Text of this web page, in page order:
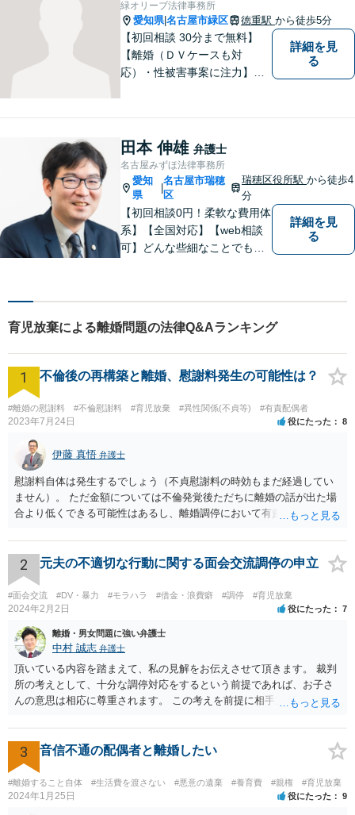
緑オリーブ法律事務所
愛知県|名古屋市緑区 徳重駅 から徒歩5分
【初回相談 30分まで無料】
【離婚（ＤＶケースも対
応）・性被害事案に注力】
詳細を見
る
田本 伸雄 弁護士
名古屋みずほ法律事務所
愛知
県
名古屋市瑞穂
区
瑞穂区役所駅から徒歩4
分
【初回相談0円！柔軟な費用体
系】【全国対応】【web相談
可】どんな些細なことでもお
請求、利用規約などのトラブ
納得感を重視します。
詳細を見
る
育児放棄による離婚問題の法律Q&Aランキング
1 不倫後の再構築と離婚、慰謝料発生の可能性は？
#離婚の慰謝料 #不倫慰謝料 #育児放棄 #異性関係(不貞等) #有責配偶者
2023年7月24日 役にたった 8
伊藤 真悟 弁護士
慰謝料自体は発生するでしょう（不貞慰謝料の時効もまだ経過してい
ません）。 ただ金額については不倫発覚後ただちに離婚の話が出た場
合より低くできる可能性はあるし、離婚調停において有責配偶者の主
主張は考えられます。 養育費なども含めて一度弁護士に相談すること
を勧めます。
2 元夫の不適切な行動に関する面会交流調停の申立
#面会交流 #DV・暴力 #モラハラ #借金・浪費癖 #調停 #育児放棄
2024年2月2日 役にたった 7
離婚・男女問題に強い弁護士
中村 誠志 弁護士
頂いている内容を踏まえて、私の見解をお伝えさせて頂きます。 裁判
所の考えとして、十分な調停対応をするという前提であれば、お子さ
んの意思は相応に尊重されます。 この考えを前提に相手方と対応され
ら、今後方法も含めて裁判所で話し合いたいと相手方に伝え、面会交
流調停を行われることをお勧めします。 他方、弁護士を就けることも
考えられるなら(ご心労を考えるとその方が良いかもしれません)、早め
にご相談を行かれる方が良いかもしれません(法テラスを利用されると
費用は相当抑えられるかと思います)。 損害賠償、間接強制について
3 音信不通の配偶者と離婚したい
#離婚すること自体 #生活費を渡さない #悪意の遺棄 #養育費 #親権 #育児放棄
2024年1月25日 役にたった 9